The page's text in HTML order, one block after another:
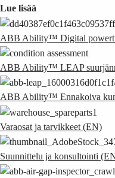
Lue lisää
ABB Ability™ Digital
ABB Ability™ LEAP
ABB Ability™ Ennakoiva
Varaosat ja tarvikkeet (EN)
Suunnittelu ja konsultointi